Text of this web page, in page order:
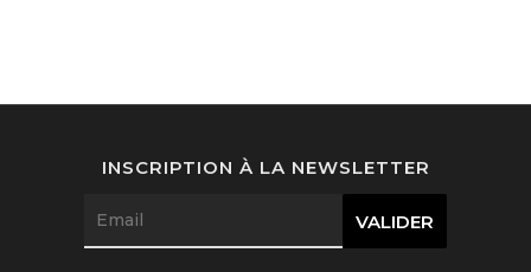
INSCRIPTION À LA NEWSLETTER